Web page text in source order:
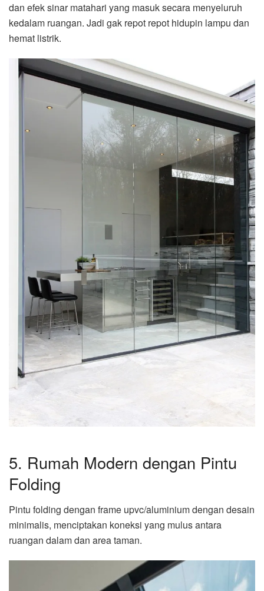
dan efek sinar matahari yang masuk secara menyeluruh
kedalam ruangan. Jadi gak repot repot hidupin lampu dan
hemat listrik.
5. Rumah Modern dengan Pintu
Folding
Pintu folding dengan frame upvc/aluminium dengan desain
minimalis, menciptakan koneksi yang mulus antara
ruangan dalam dan area taman.